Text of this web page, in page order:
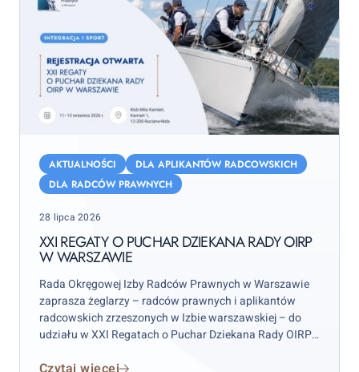
Regaty
Dziekana
Rady
OIRP
Warszawie
AKTUALNOŚCI
DLA APLIKANTÓW RADCOWSKICH
DLA RADCÓW PRAWNYCH
Posted
28 lipca 2026
XXI REGATY O PUCHAR DZIEKANA RADY OIRP
W WARSZAWIE
Rada Okręgowej Izby Radców Prawnych w Warszawie
zaprasza żeglarzy – radców prawnych i aplikantów
radcowskich zrzeszonych w Izbie warszawskiej – do
udziału w XXI Regatach o Puchar Dziekana Rady OIRP
września 2026 r. (sobota–niedziela), przy czym